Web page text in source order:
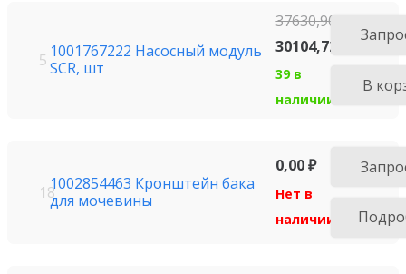
5 1001767222 Насосный модуль
SCR, шт
37630,90
30104,72
39 в
наличии
В
181002854463 Кронштейн бака
для мочевины
0,00₽
Нет в
наличии